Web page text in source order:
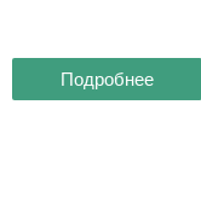
Подробнее